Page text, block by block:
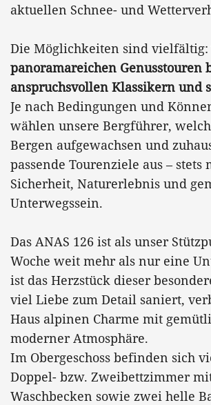
aktuellen Schnee- und
Die Möglichkeiten sind vielfältig:
panoramareichen Genusstouren
anspruchsvollen Klassikern und
Je nach Bedingungen und
wählen unsere Bergführer,
Bergen aufgewachsen und
passende Tourenziele aus – stets
Sicherheit, Naturerlebnis und
Unterwegssein.
Das ANAS 126 ist als unser
Woche weit mehr als nur eine
ist das Herzstück dieser
viel Liebe zum Detail saniert,
Haus alpinen Charme mit
moderner Atmosphäre.
Im Obergeschoss befinden sich
Doppel- bzw. Zweibettzimmer
Waschbecken sowie zwei helle